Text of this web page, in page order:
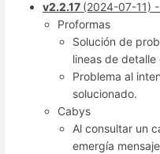
v2.2.17 (2024-07-11)
Proformas
Solución de
lineas de
Problema al
solucionado.
Cabys
Al consultar un
emergía